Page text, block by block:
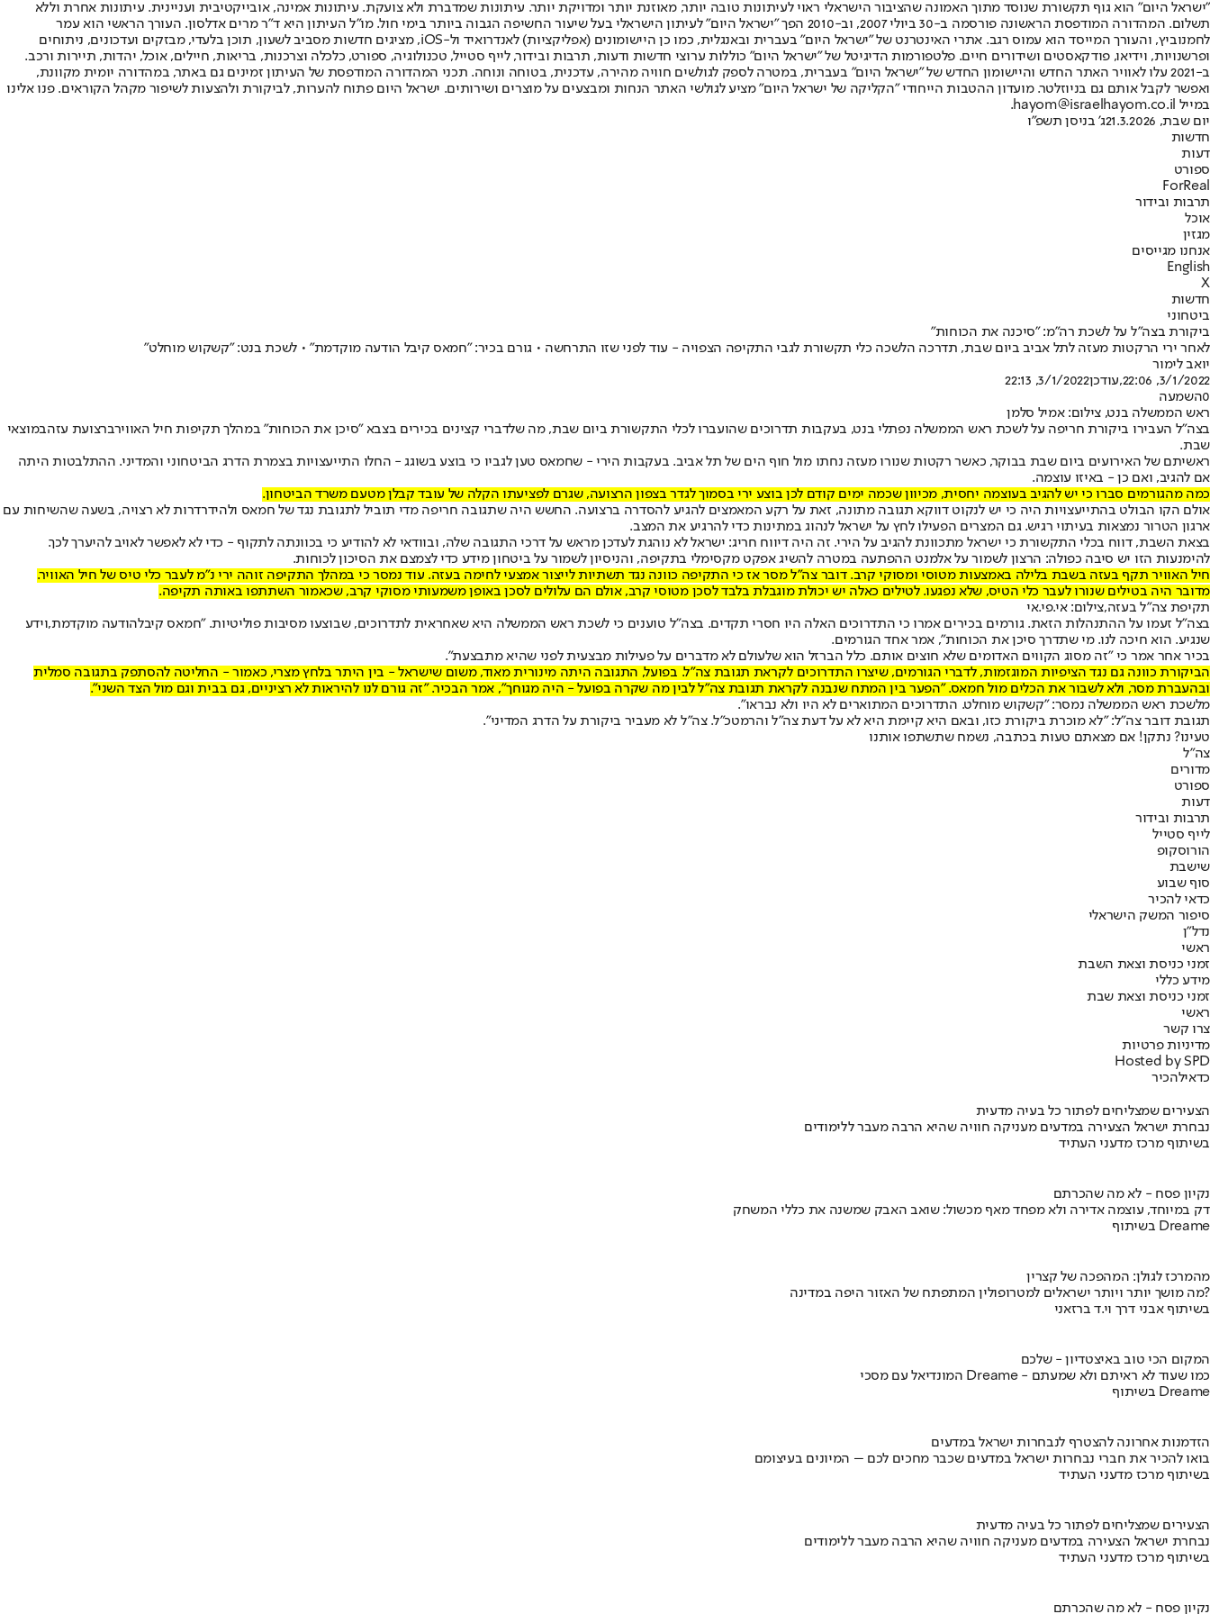
"ישראל היום" הוא גוף תקשורת שנוסד מתוך האמונה שהציבור הישראלי ראוי לעיתונות טובה יותר, מאוזנת יותר ומדויקת יותר. עיתונות שמדברת ולא צועקת. עיתונות אמינה, אובייקטיבית ועניינית. עיתונות אחרת וללא
תשלום. המהדורה המודפסת הראשונה פורסמה ב-30 ביולי 2007, וב-2010 הפך "ישראל היום" לעיתון הישראלי בעל שיעור החשיפה הגבוה ביותר בימי חול. מו"ל העיתון היא ד"ר מרים אדלסון. העורך הראשי הוא עמר
לחמנוביץ, והעורך המייסד הוא עמוס רגב. אתרי האינטרנט של "ישראל היום" בעברית ובאנגלית, כמו כן היישומונים (אפליקציות) לאנדרואיד ול-iOS, מציגים חדשות מסביב לשעון, תוכן בלעדי, מבזקים ועדכונים, ניתוחים
ופרשנויות, וידיאו, פודקאסטים ושידורים חיים. פלטפורמות הדיגיטל של "ישראל היום" כוללות ערוצי חדשות ודעות, תרבות ובידור, לייף סטייל, טכנולוגיה, ספורט, כלכלה וצרכנות, בריאות, חיילים, אוכל, יהדות, תיירות ורכב.
ב-2021 עלו לאוויר האתר החדש והיישומון החדש של "ישראל היום" בעברית, במטרה לספק לגולשים חוויה מהירה, עדכנית, בטוחה ונוחה. תכני המהדורה המודפסת של העיתון זמינים גם באתר, במהדורה יומית מקוונת,
ואפשר לקבל אותם גם בניוזלטר. מועדון ההטבות הייחודי "הקליקה של ישראל היום" מציע לגולשי האתר הנחות ומבצעים על מוצרים ושירותים. ישראל היום פתוח להערות, לביקורת ולהצעות לשיפור מקהל הקוראים. פנו אלינו
במייל hayom@israelhayom.co.il.
יום שבת, 21.3.2026
ג' בניסן תשפ"ו
חדשות
דעות
ספורט
ForReal
תרבות ובידור
אוכל
מגזין
אנחנו מגייסים
English
X
חדשות
ביטחוני
ביקורת בצה"ל על לשכת רה"מ: "סיכנה את הכוחות"
לאחר ירי הרקטות מעזה לתל אביב ביום שבת, תדרכה הלשכה כלי תקשורת לגבי התקיפה הצפויה - עוד לפני שזו התרחשה • גורם בכיר: "חמאס קיבל הודעה מוקדמת" • לשכת בנט: "קשקוש מוחלט"
יואב לימור
3/1/2022, 22:06
,עודכן3/1/2022, 22:13
0השמעה
ראש הממשלה בנט, צילום: אמיל סלמן
בצה"ל העבירו ביקורת חריפה על לשכת ראש הממשלה נפתלי בנט, בעקבות תדרוכים שהועברו לכלי התקשורת ביום שבת, מה שלדברי קצינים בכירים בצבא "סיכן את הכוחות" במהלך תקיפות חיל האווירברצועת עזהבמוצאי
שבת.
ראשיתם של האירועים ביום שבת בבוקר, כאשר רקטות שנורו מעזה נחתו מול חוף הים של תל אביב. בעקבות הירי - שחמאס טען לגביו כי בוצע בשוגג - החלו התייעצויות בצמרת הדרג הביטחוני והמדיני. ההתלבטות היתה
אם להגיב, ואם כן - באיזו עוצמה.
כמה מהגורמים סברו כי יש להגיב בעוצמה יחסית, מכיוון שכמה ימים קודם לכן בוצע ירי בסמוך לגדר בצפון הרצועה, שגרם לפציעתו הקלה של עובד קבלן מטעם משרד הביטחון.
אולם הקו הבולט בהתייעצויות היה כי יש לנקוט דווקא תגובה מתונה, זאת על רקע המאמצים להגיע להסדרה ברצועה. החשש היה שתגובה חריפה מדי תוביל לתגובת נגד של חמאס ולהידרדרות לא רצויה, בשעה שהשיחות עם
ארגון הטרור נמצאות בעיתוי רגיש. גם המצרים הפעילו לחץ על ישראל לנהוג במתינות כדי להרגיע את המצב.
בצאת השבת, דווח בכלי התקשורת כי ישראל מתכוונת להגיב על הירי. זה היה דיווח חריג: ישראל לא נוהגת לעדכן מראש על דרכי התגובה שלה, ובוודאי לא להודיע כי בכוונתה לתקוף - כדי לא לאפשר לאויב להיערך לכך.
להימנעות הזו יש סיבה כפולה: הרצון לשמור על אלמנט ההפתעה במטרה להשיג אפקט מקסימלי בתקיפה, והניסיון לשמור על ביטחון מידע כדי לצמצם את הסיכון לכוחות.
חיל האוויר תקף בעזה בשבת בלילה באמצעות מטוסי ומסוקי קרב. דובר צה"ל מסר אז כי התקיפה כוונה נגד תשתיות לייצור אמצעי לחימה בעזה. עוד נמסר כי במהלך התקיפה זוהה ירי נ"מ לעבר כלי טיס של חיל האוויר.
מדובר היה בטילים שנורו לעבר כלי הטיס, שלא נפגעו. לטילים כאלה יש יכולת מוגבלת בלבד לסכן מטוסי קרב, אולם הם עלולים לסכן באופן משמעותי מסוקי קרב, שכאמור השתתפו באותה תקיפה.
תקיפת צה"ל בעזה,צילום: אי.פי.אי
בצה"ל זעמו על ההתנהלות הזאת. גורמים בכירים אמרו כי התדרוכים האלה היו חסרי תקדים. בצה"ל טוענים כי לשכת ראש הממשלה היא שאחראית לתדרוכים, שבוצעו מסיבות פוליטיות. "חמאס קיבלהודעה מוקדמת,וידע
שנגיע. הוא חיכה לנו. מי שתדרך סיכן את הכוחות", אמר אחד הגורמים.
בכיר אחר אמר כי "זה מסוג הקווים האדומים שלא חוצים אותם. כלל הברזל הוא שלעולם לא מדברים על פעילות מבצעית לפני שהיא מתבצעת".
הביקורת כוונה גם נגד הציפיות המוגזמות, לדברי הגורמים, שיצרו התדרוכים לקראת תגובת צה"ל. בפועל, התגובה היתה מינורית מאוד, משום שישראל - בין היתר בלחץ מצרי, כאמור - החליטה להסתפק בתגובה סמלית
ובהעברת מסר, ולא לשבור את הכלים מול חמאס. "הפער בין המתח שנבנה לקראת תגובת צה"ל לבין מה שקרה בפועל - היה מגוחך", אמר הבכיר. "זה גורם לנו להיראות לא רציניים, גם בבית וגם מול הצד השני".
מלשכת ראש הממשלה נמסר: "קשקוש מוחלט. התדרוכים המתוארים לא היו ולא נבראו".
תגובת דובר צה"ל: "לא מוכרת ביקורת כזו, ובאם היא קיימת היא לא על דעת צה"ל והרמטכ"ל. צה"ל לא מעביר ביקורת על הדרג המדיני".
טעינו? נתקן! אם מצאתם טעות בכתבה, נשמח שתשתפו אותנו
צה"ל
מדורים
ספורט
דעות
תרבות ובידור
לייף סטייל
הורוסקופ
שישבת
סוף שבוע
כדאי להכיר
סיפור המשק הישראלי
נדל"ן
ראשי
זמני כניסת וצאת השבת
מידע כללי
זמני כניסת וצאת שבת
ראשי
צרו קשר
מדיניות פרטיות
Hosted by SPD
כדאילהכיר
הצעירים שמצליחים לפתור כל בעיה מדעית
נבחרת ישראל הצעירה במדעים מעניקה חוויה שהיא הרבה מעבר ללימודים
בשיתוף מרכז מדעני העתיד
נקיון פסח - לא מה שהכרתם
דק במיוחד, עוצמה אדירה ולא מפחד מאף מכשול: שואב האבק שמשנה את כללי המשחק
בשיתוף Dreame
מהמרכז לגולן: המהפכה של קצרין
מה מושך יותר ויותר ישראלים למטרופולין המתפתח של האזור היפה במדינה?
בשיתוף אבני דרך וי.ד ברזאני
המקום הכי טוב באיצטדיון - שלכם
המונדיאל עם מסכי Dreame - כמו שעוד לא ראיתם ולא שמעתם
בשיתוף Dreame
הזדמנות אחרונה להצטרף לנבחרות ישראל במדעים
בואו להכיר את חברי נבחרות ישראל במדעים שכבר מחכים לכם – המיונים בעיצומם
בשיתוף מרכז מדעני העתיד
הצעירים שמצליחים לפתור כל בעיה מדעית
נבחרת ישראל הצעירה במדעים מעניקה חוויה שהיא הרבה מעבר ללימודים
בשיתוף מרכז מדעני העתיד
נקיון פסח - לא מה שהכרתם